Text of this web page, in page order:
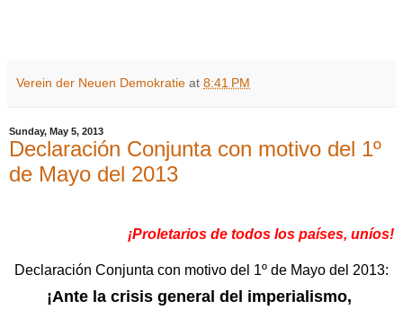
Verein der Neuen Demokratie at 8:41 PM
Sunday, May 5, 2013
Declaración Conjunta con motivo del 1º
de Mayo del 2013
¡Proletarios de todos los países, uníos!
Declaración Conjunta con motivo del 1º de Mayo del 2013:
¡Ante la crisis general del imperialismo,